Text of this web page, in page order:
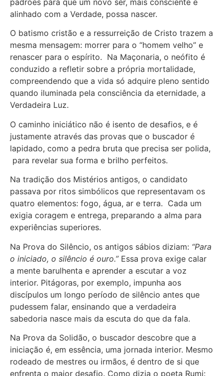
padrões para que um novo ser, mais consciente e
alinhado com a Verdade, possa nascer.
O batismo cristão e a ressurreição de Cristo trazem a
mesma mensagem: morrer para o “homem velho” e
renascer para o espírito. Na Maçonaria, o neófito é
conduzido a refletir sobre a própria mortalidade,
compreendendo que a vida só adquire pleno sentido
quando iluminada pela consciência da eternidade, a
Verdadeira Luz.
O caminho iniciático não é isento de desafios, e é
justamente através das provas que o buscador é
lapidado, como a pedra bruta que precisa ser polida,
para revelar sua forma e brilho perfeitos.
Na tradição dos Mistérios antigos, o candidato
passava por ritos simbólicos que representavam os
quatro elementos: fogo, água, ar e terra. Cada um
exigia coragem e entrega, preparando a alma para
experiências superiores.
Na Prova do Silêncio, os antigos sábios diziam: “Para
o iniciado, o silêncio é ouro.”Essa prova exige calar
a mente barulhenta e aprender a escutar a voz
interior. Pitágoras, por exemplo, impunha aos
discípulos um longo período de silêncio antes que
pudessem falar, ensinando que a verdadeira
sabedoria nasce mais da escuta do que da fala.
Na Prova da Solidão, o buscador descobre que a
iniciação é, em essência, uma jornada interior. Mesmo
rodeado de mestres ou irmãos, é dentro de si que
enfrenta o maior desafio. Como dizia o poeta Rumi: